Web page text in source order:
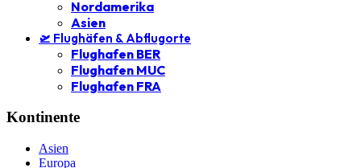
Nordamerika
Asien
🛫 Flughäfen & Abflugorte
Flughafen BER
Flughafen MUC
Flughafen FRA
Kontinente
Asien
Europa